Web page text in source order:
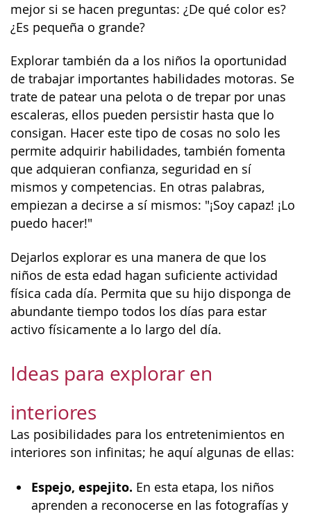
mejor si se hacen preguntas: ¿De qué color es?
¿Es pequeña o grande?
Explorar también da a los niños la oportunidad
de trabajar importantes habilidades motoras. Se
trate de patear una pelota o de trepar por unas
escaleras, ellos pueden persistir hasta que lo
consigan. Hacer este tipo de cosas no solo les
permite adquirir habilidades, también fomenta
que adquieran confianza, seguridad en sí
mismos y competencias. En otras palabras,
empiezan a decirse a sí mismos: "¡Soy capaz! ¡Lo
puedo hacer!"
Dejarlos explorar es una manera de que los
niños de esta edad hagan suficiente actividad
física cada día. Permita que su hijo disponga de
abundante tiempo todos los días para estar
activo físicamente a lo largo del día.
Ideas para explorar en
interiores
Las posibilidades para los entretenimientos en
interiores son infinitas; he aquí algunas de ellas:
Espejo, espejito. En esta etapa, los niños
aprenden a reconocerse en las fotografías y